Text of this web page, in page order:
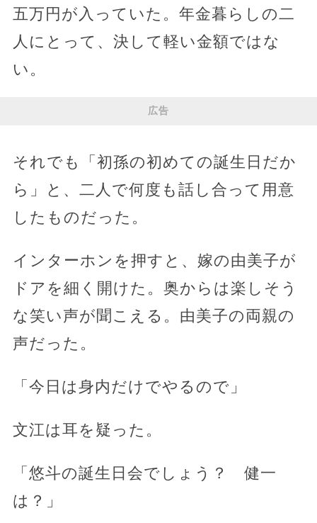
五万円が入っていた。年金暮らしの二
人にとって、決して軽い金額ではな
い。
広告
それでも「初孫の初めての誕生日だか
ら」と、二人で何度も話し合って用意
したものだった。
インターホンを押すと、嫁の由美子が
ドアを細く開けた。奥からは楽しそう
な笑い声が聞こえる。由美子の両親の
声だった。
「今日は身内だけでやるので」
文江は耳を疑った。
「悠斗の誕生日会でしょう？ 健一
は？」